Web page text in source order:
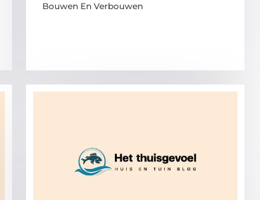
Bouwen En Verbouwen